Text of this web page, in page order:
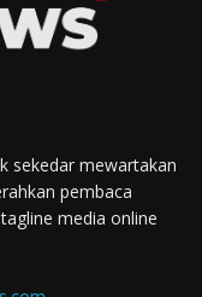
sekedar mewartakan
pembaca
media online